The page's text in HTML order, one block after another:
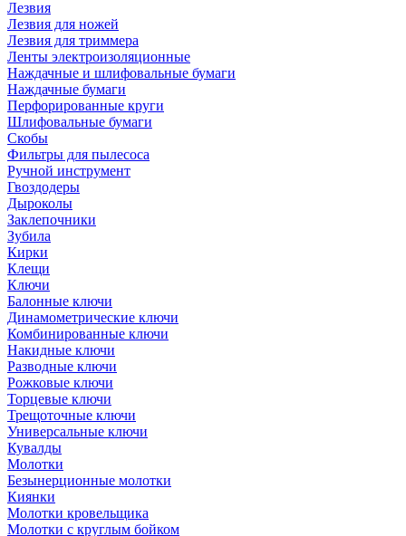
Лезвия
Лезвия для ножей
Лезвия для триммера
Ленты электроизоляционные
Наждачные и шлифовальные бумаги
Наждачные бумаги
Перфорированные круги
Шлифовальные бумаги
Скобы
Фильтры для пылесоса
Ручной инструмент
Гвоздодеры
Дыроколы
Заклепочники
Зубила
Кирки
Клещи
Ключи
Балонные ключи
Динамометрические ключи
Комбинированные ключи
Накидные ключи
Разводные ключи
Рожковые ключи
Торцевые ключи
Трещоточные ключи
Универсальные ключи
Кувалды
Молотки
Безынерционные молотки
Киянки
Молотки кровельщика
Молотки с круглым бойком